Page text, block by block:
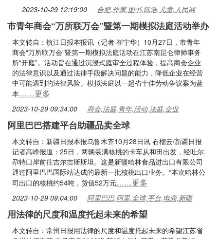
2023-10-29 12:19:00 合肥,作家,图书,陈浩,儿童,人民网
市青年商会“万所联万会”暨第一期模拟法庭活动举办
本文转自：镇江日报本报讯（记者 崔宁华）10月27日，市青年
商会“万所联万会”暨第一期模拟法庭活动在江苏南昆仑律师事务
所“开庭”。活动旨在通过沉浸式庭审全过程体验，提高商会企业
的法律意识以及通过法律手段解决问题的能力，降低企业在经营
中可能遇到的法律风险。模拟法庭以一起省十佳劳动争议案为蓝
本……更多
2023-10-29 09:34:00 商会,法庭,青年,活动,法庭,企业
阿里巴巴搭建平台助疆品卖全球
本文转自：新疆日报本报乌鲁木齐10月28日讯 石榴云/新疆日报
记者高峰报道：25日，两辆装满核桃的卡车从和田出发，经吐尔
尕特口岸前往吉尔吉斯斯坦。这是新疆哈林食品进出口有限公司
通过阿里巴巴国际站达成的最新一批核桃出口业务。“本次哈林公
司出口的核桃约54吨，货值52万元……更多
2023-10-29 09:04:00 阿里巴巴,阿里,全球,平台,电商,新疆
用法律的尺度和温度托起未来的希望
本文转自：常州日报用法律的尺度和温度托起未来的希望​江苏省